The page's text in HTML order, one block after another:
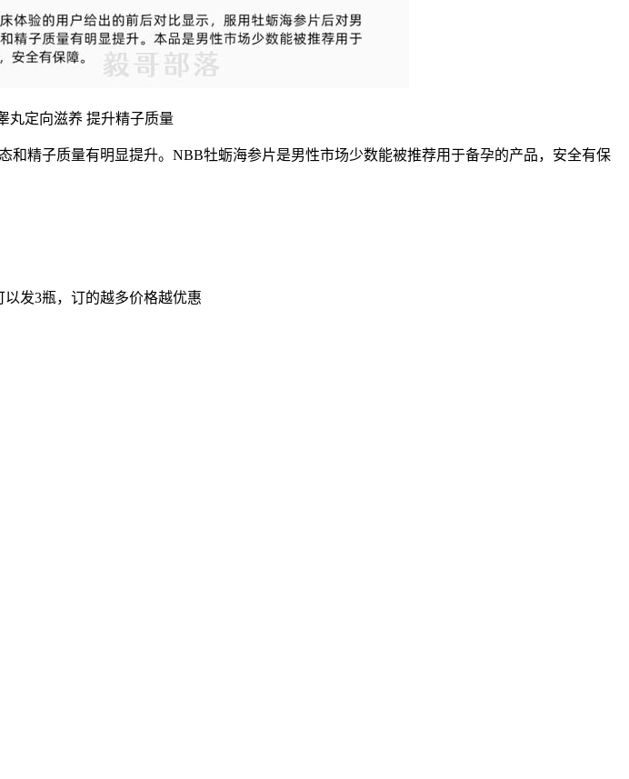
丸定向滋养 提升精子质量
精子质量有明显提升。NBB牡蛎海参片是男性市场少数能被推荐用于备孕的产品，安全有保
发3瓶，订的越多价格越优惠